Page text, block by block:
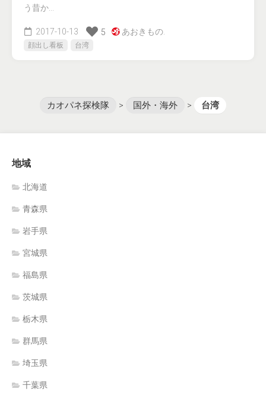
う昔か...
2017-10-13 5 あおきもの.
顔出し看板 台湾
カオパネ探検隊 > 国外・海外 > 台湾
地域
北海道
青森県
岩手県
宮城県
福島県
茨城県
栃木県
群馬県
埼玉県
千葉県